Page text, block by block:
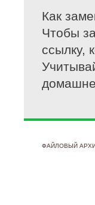
Как
Чтобы
ссылку,
ФАЙЛОВЫЙ